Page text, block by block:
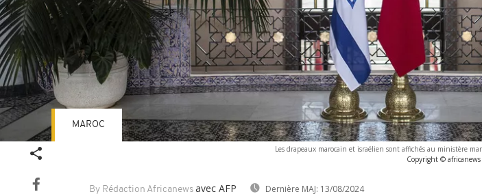
Les drapeaux marocain et israélien sont affichés au ministère
Copyright © africanews
By Rédaction Africanews avec AFP Dernière MAJ: 13/08/2024
MAROC